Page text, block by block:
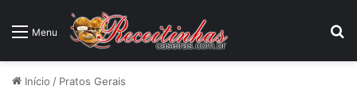
Menu
Início / Pratos Gerais